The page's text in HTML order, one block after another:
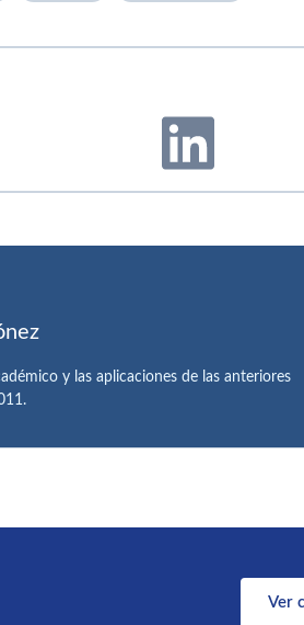
y las aplicaciones de las anteriores
Ver